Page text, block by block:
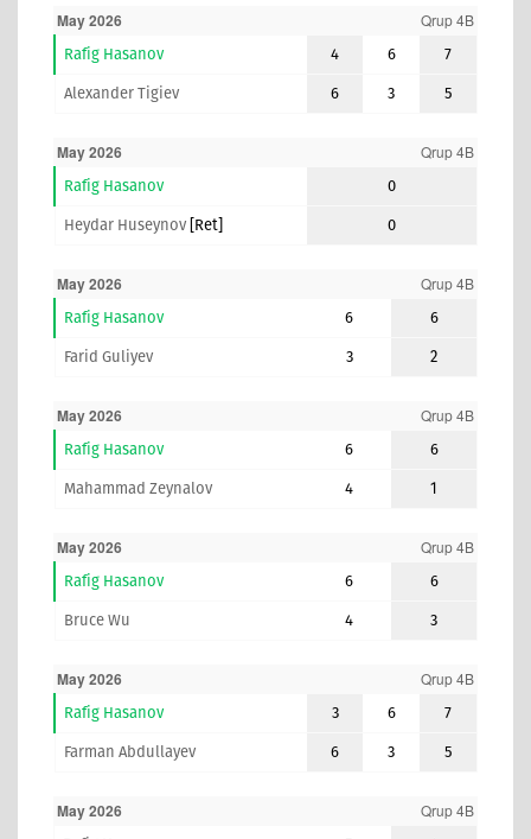
May 2026 Qrup 4B
Rafig Hasanov 4 6 7
Alexander Tigiev 6 3 5
May 2026 Qrup 4B
Rafig Hasanov 0
Heydar Huseynov [ret] 0
May 2026 Qrup 4B
Rafig Hasanov 6 6
Farid Guliyev 3 2
May 2026 Qrup 4B
Rafig Hasanov 6 6
Mahammad Zeynalov 4 1
May 2026 Qrup 4B
Rafig Hasanov 6 6
Bruce Wu 4 3
May 2026 Qrup 4B
Rafig Hasanov 3 6 7
Farman Abdullayev 6 3 5
May 2026 Qrup 4B